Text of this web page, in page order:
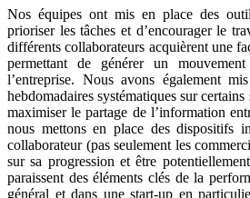
Nos équipes ont mis en place des
prioriser les tâches et d’encourager le
différents collaborateurs acquièrent une
permettant de générer un
l’entreprise. Nous avons également
hebdomadaires systématiques sur
maximiser le partage de l’information
nous mettons en place des dispositifs
collaborateur (pas seulement les
sur sa progression et être
paraissent des éléments clés de la
général et dans une start-up en